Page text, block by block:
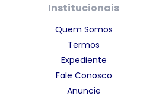
Institucionais
Quem Somos
Termos
Expediente
Fale Conosco
Anuncie